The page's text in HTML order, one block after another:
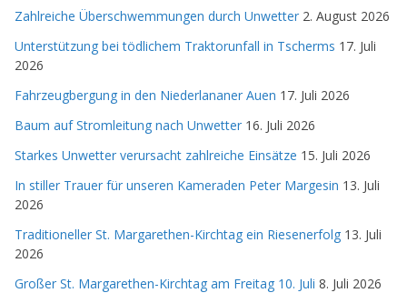
Zahlreiche Überschwemmungen durch Unwetter 2. August 2026
Unterstützung bei tödlichem Traktorunfall in Tscherms 17. Juli
2026
Fahrzeugbergung in den Niederlananer Auen 17. Juli 2026
Baum auf Stromleitung nach Unwetter 16. Juli 2026
Starkes Unwetter verursacht zahlreiche Einsätze 15. Juli 2026
In stiller Trauer für unseren Kameraden Peter Margesin 13. Juli
2026
Traditioneller St. Margarethen-Kirchtag ein Riesenerfolg 13. Juli
2026
Großer St. Margarethen-Kirchtag am Freitag 10. Juli 8. Juli 2026